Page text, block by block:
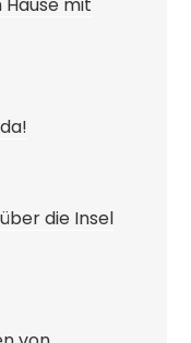
mit
die Insel